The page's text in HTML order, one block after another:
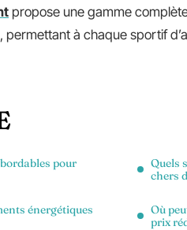
propose une gamme
, permettant à chaque sportif
pour
énergétiques
Quels
chers
Où
prix